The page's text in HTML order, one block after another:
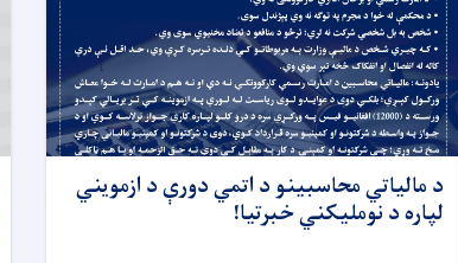
د مالياتي محاسبينو د اتمي دورې د ازمويني
لپاره د نومليکني خبرتیا!